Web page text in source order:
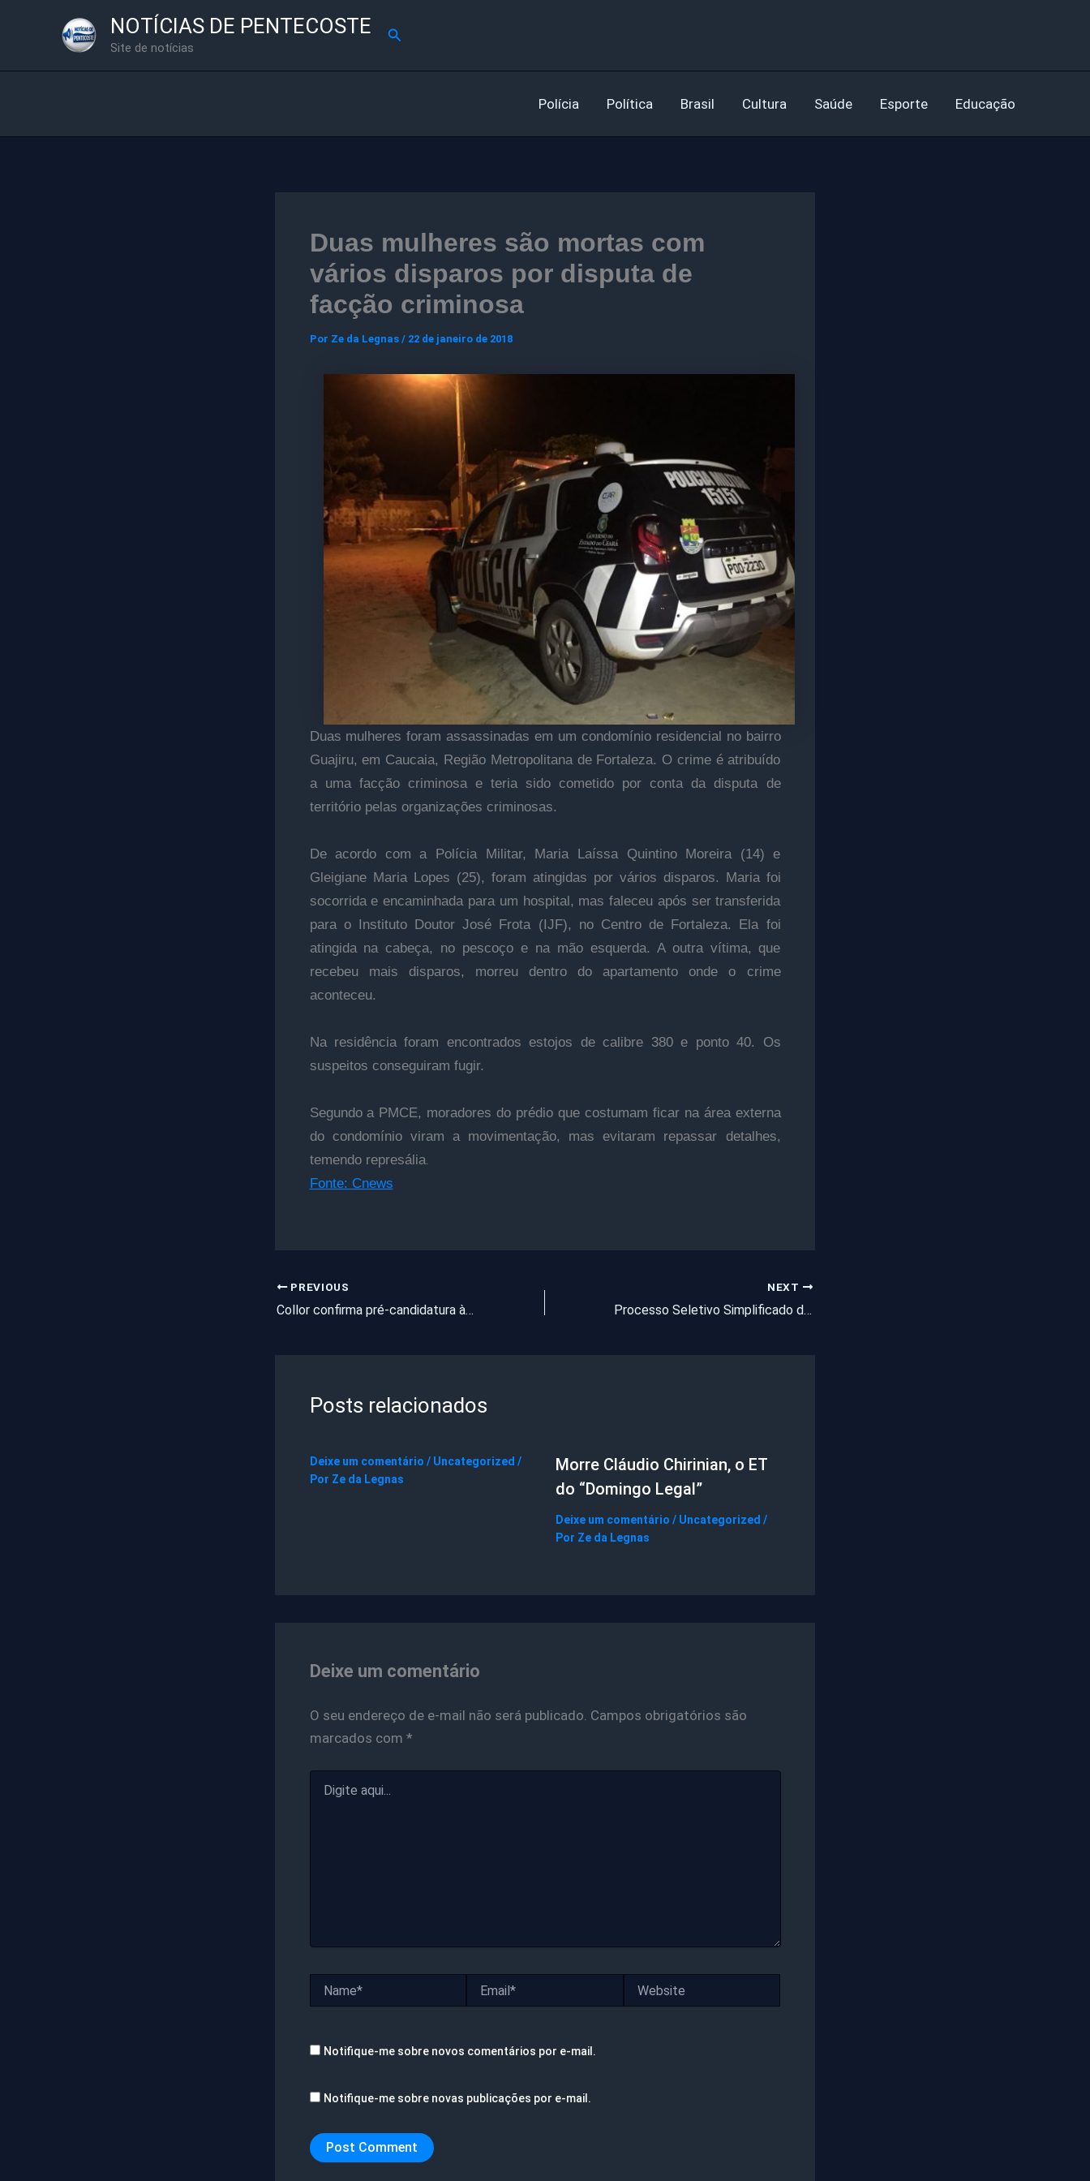
NOTÍCIAS DE PENTECOSTE
Site de notícias
Pesquisar
Polícia Política Brasil Cultura Saúde Esporte Educação
Duas mulheres são mortas com
vários disparos por disputa de
facção criminosa
Por Ze da Legnas / 22 de janeiro de 2018
Duas mulheres foram assassinadas em um condomínio residencial no bairro
Guajiru, em Caucaia, Região Metropolitana de Fortaleza. O crime é atribuído
a uma facção criminosa e teria sido cometido por conta da disputa de
território pelas organizações criminosas.
De acordo com a Polícia Militar, Maria Laíssa Quintino Moreira (14) e
Gleigiane Maria Lopes (25), foram atingidas por vários disparos. Maria foi
socorrida e encaminhada para um hospital, mas faleceu após ser transferida
para o Instituto Doutor José Frota (IJF), no Centro de Fortaleza. Ela foi
atingida na cabeça, no pescoço e na mão esquerda. A outra vítima, que
recebeu mais disparos, morreu dentro do apartamento onde o crime
aconteceu.
Na residência foram encontrados estojos de calibre 380 e ponto 40. Os
suspeitos conseguiram fugir.
Segundo a PMCE, moradores do prédio que costumam ficar na área externa
do condomínio viram a movimentação, mas evitaram repassar detalhes,
temendo represália.
Fonte: Cnews
PREVIOUS
Collor confirma pré-candidatura à Presidência da República
NEXT
Processo Seletivo Simplificado da Prefeitura de Pentecoste: entrevistas na EEEP Alan Pinho Tabosa
Posts relacionados
Deixe um comentário / Uncategorized /
Por Ze da Legnas
Morre Cláudio Chirinian, o ET
do “Domingo Legal”
Deixe um comentário / Uncategorized /
Por Ze da Legnas
Deixe um comentário
O seu endereço de e-mail não será publicado. Campos obrigatórios são
marcados com *
aqui...
Notifique-me sobre novos comentários por e-mail.
Notifique-me sobre novas publicações por e-mail.